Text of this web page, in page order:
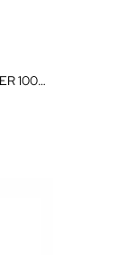
HYDRASPLASH HYDRATING CONDITIONER 1000ML